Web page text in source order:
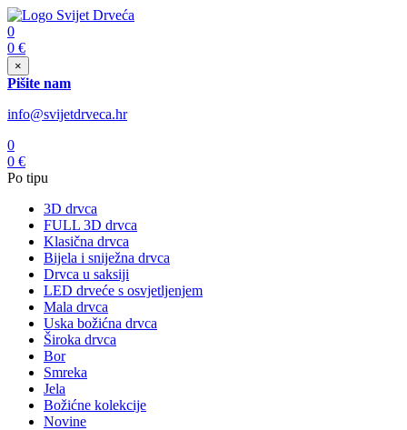
0
0 €
×
Pišite nam
info@svijetdrveca.hr
0
0 €
Po tipu
3D drvca
FULL 3D drvca
Klasična drvca
Bijela i sniježna drvca
Drvca u saksiji
LED drveće s osvjetljenjem
Mala drvca
Uska božićna drvca
Široka drvca
Bor
Smreka
Jela
Božićne kolekcije
Novine